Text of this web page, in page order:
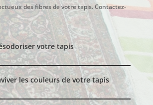
des fibres de votre tapis. Contactez-
votre tapis
les couleurs de votre tapis